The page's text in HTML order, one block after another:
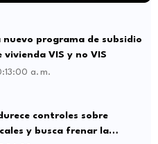
programa de subsidio
vivienda VIS y no VIS
a. m.
controles sobre
y busca frenar la